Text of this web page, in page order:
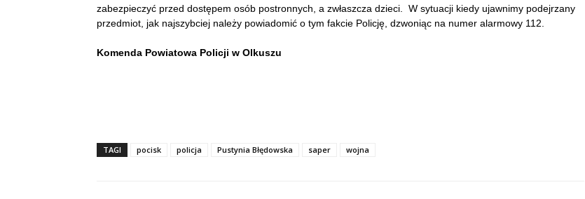
zabezpieczyć przed dostępem osób postronnych, a zwłaszcza dzieci. W sytuacji kiedy ujawnimy podejrzany
przedmiot, jak najszybciej należy powiadomić o tym fakcie Policję, dzwoniąc na numer alarmowy 112.
Komenda Powiatowa Policji w Olkuszu
TAGI pocisk policja Pustynia Błędowska saper wojna